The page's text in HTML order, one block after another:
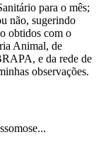
para o mês;
não, sugerindo
obtidos com o
Animal, de
e da rede de
observações.